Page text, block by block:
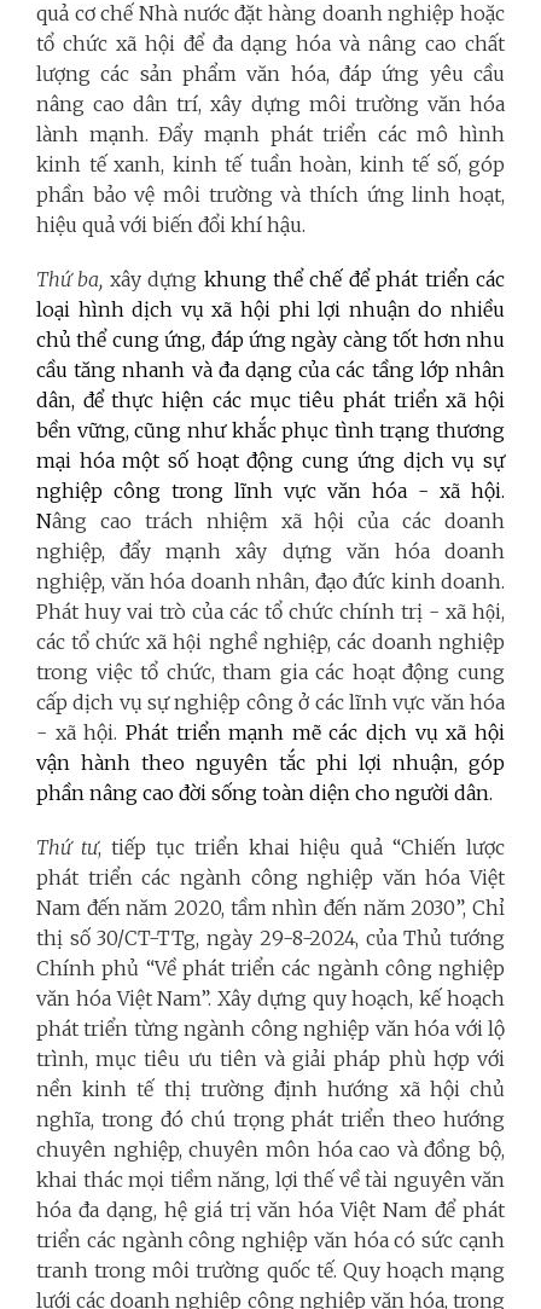
quả cơ chế Nhà nước đặt hàng doanh nghiệp hoặc
tổ chức xã hội để đa dạng hóa và nâng cao chất
lượng các sản phẩm văn hóa, đáp ứng yêu cầu
nâng cao dân trí, xây dựng môi trường văn hóa
lành mạnh. Đẩy mạnh phát triển các mô hình
kinh tế xanh, kinh tế tuần hoàn, kinh tế số, góp
phần bảo vệ môi trường và thích ứng linh hoạt,
hiệu quả với biến đổi khí hậu.
Thứ ba, xây dựng khung thể chế để phát triển các
loại hình dịch vụ xã hội phi lợi nhuận do nhiều
chủ thể cung ứng, đáp ứng ngày càng tốt hơn nhu
cầu tăng nhanh và đa dạng của các tầng lớp nhân
dân, để thực hiện các mục tiêu phát triển xã hội
bền vững, cũng như khắc phục tình trạng thương
mại hóa một số hoạt động cung ứng dịch vụ sự
nghiệp công trong lĩnh vực văn hóa - xã hội.
Nâng cao trách nhiệm xã hội của các doanh
nghiệp, đẩy mạnh xây dựng văn hóa doanh
nghiệp, văn hóa doanh nhân, đạo đức kinh doanh.
Phát huy vai trò của các tổ chức chính trị - xã hội,
các tổ chức xã hội nghề nghiệp, các doanh nghiệp
trong việc tổ chức, tham gia các hoạt động cung
cấp dịch vụ sự nghiệp công ở các lĩnh vực văn hóa
- xã hội. Phát triển mạnh mẽ các dịch vụ xã hội
vận hành theo nguyên tắc phi lợi nhuận, góp
phần nâng cao đời sống toàn diện cho người dân.
Thứ tư, tiếp tục triển khai hiệu quả “Chiến lược
phát triển các ngành công nghiệp văn hóa Việt
Nam đến năm 2020, tầm nhìn đến năm 2030”, Chỉ
thị số 30/CT-TTg, ngày 29-8-2024, của Thủ tướng
Chính phủ “Về phát triển các ngành công nghiệp
văn hóa Việt Nam”. Xây dựng quy hoạch, kế hoạch
phát triển từng ngành công nghiệp văn hóa với lộ
trình, mục tiêu ưu tiên và giải pháp phù hợp với
nền kinh tế thị trường định hướng xã hội chủ
nghĩa, trong đó chú trọng phát triển theo hướng
chuyên nghiệp, chuyên môn hóa cao và đồng bộ,
khai thác mọi tiềm năng, lợi thế về tài nguyên văn
hóa đa dạng, hệ giá trị văn hóa Việt Nam để phát
triển các ngành công nghiệp văn hóa có sức cạnh
tranh trong môi trường quốc tế. Quy hoạch mạng
lưới các doanh nghiệp công nghiệp văn hóa, trong